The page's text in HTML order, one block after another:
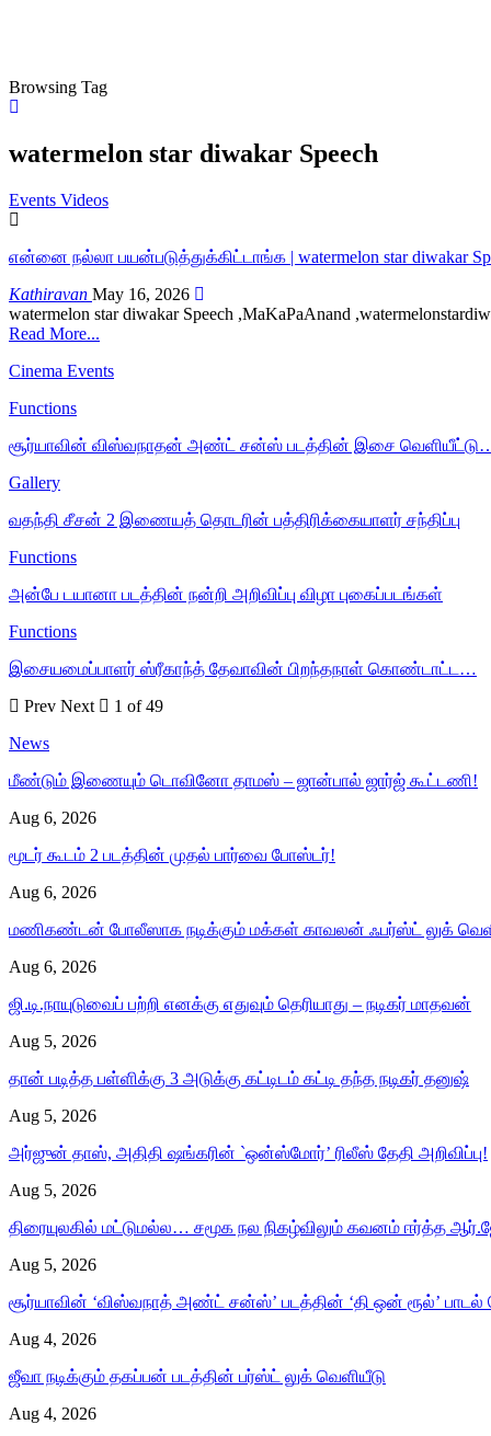
Browsing Tag
watermelon star diwakar Speech
Events Videos
என்னை நல்லா பயன்படுத்துக்கிட்டாங்க | watermelon star diwakar
Kathiravan May 16, 2026
watermelon star diwakar Speech ,MaKaPaAnand
Read More...
Cinema Events
Functions
சூர்யாவின் விஸ்வநாதன் அண்ட் சன்ஸ் படத்தின் இசை
Gallery
வதந்தி சீசன் 2 இணையத் தொடரின் பத்திரிக்கையாளர் சந்திப்பு
Functions
அன்பே டயானா படத்தின் நன்றி அறிவிப்பு விழா புகைப்படங்கள்
Functions
இசையமைப்பாளர் ஸ்ரீகாந்த் தேவாவின் பிறந்தநாள் கொண்டாட்ட…
Prev Next
1 of 49
News
மீண்டும் இணையும் டொவினோ தாமஸ் – ஜான்பால் ஜார்ஜ் கூட்டணி!
Aug 6, 2026
மூடர் கூடம் 2 படத்தின் முதல் பார்வை போஸ்டர்!
Aug 6, 2026
மணிகண்டன் போலீஸாக நடிக்கும் மக்கள் காவலன் ஃபர்ஸ்ட் லுக்
Aug 6, 2026
ஜி.டி.நாயுடுவைப் பற்றி எனக்கு எதுவும் தெரியாது – நடிகர் மாதவன்
Aug 5, 2026
தான் படித்த பள்ளிக்கு 3 அடுக்கு கட்டிடம் கட்டி தந்த நடிகர் தனுஷ்
Aug 5, 2026
அர்ஜுன் தாஸ், அதிதி ஷங்கரின் `ஒன்ஸ்மோர்’ ரிலீஸ் தேதி அறிவிப்பு!
Aug 5, 2026
திரையுலகில் மட்டுமல்ல… சமூக நல நிகழ்விலும் கவனம் ஈர்த்த
Aug 5, 2026
சூர்யாவின் ‘விஸ்வநாத் அண்ட் சன்ஸ்’ படத்தின் ‘தி ஒன் ரூல்’ பாடல்
Aug 4, 2026
ஜீவா நடிக்கும் தகப்பன் படத்தின் பர்ஸ்ட் லுக் வெளியீடு
Aug 4, 2026